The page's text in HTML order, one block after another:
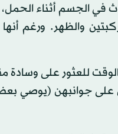
الجسم أثناء الحمل،
والظهر. ورغم
للعثور على وسادة
على جوانبهن (يوصي